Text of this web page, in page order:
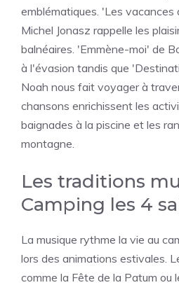
emblématiques. 'Les vacances
Michel Jonasz rappelle les
balnéaires. 'Emmène-moi' de
à l'évasion tandis que
Noah nous fait voyager à
chansons enrichissent les
baignades à la piscine et les
montagne.
Les traditions
Camping les 4
La musique rythme la vie au
lors des animations estivales.
comme la Fête de la Patum ou